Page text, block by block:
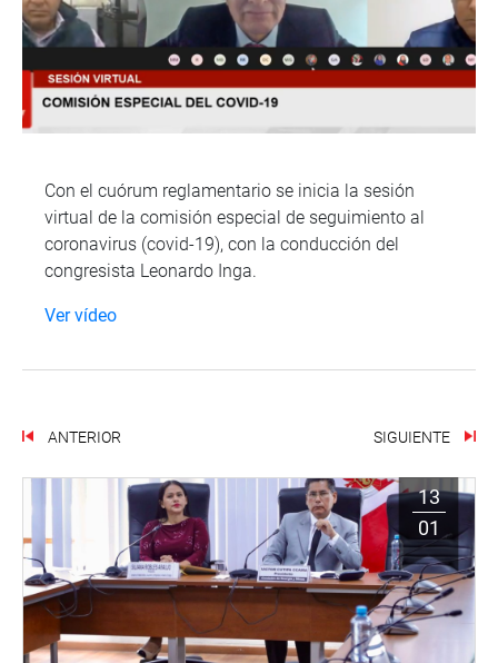
Con el cuórum reglamentario se inicia la sesión
virtual de la comisión especial de seguimiento al
coronavirus (covid-19), con la conducción del
congresista Leonardo Inga.
Ver vídeo
ANTERIOR SIGUIENTE
13
01